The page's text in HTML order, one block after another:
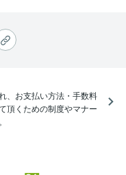
、お支払い方法・手数料
頂くための制度やマナー